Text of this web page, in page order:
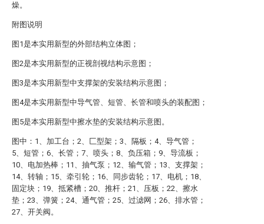
燥。
附图说明
图1是本实用新型的外部结构立体图；
图2是本实用新型的正视剖视结构示意图；
图3是本实用新型中支撑架的安装结构示意图；
图4是本实用新型中导气管、短管、长管和喷头的装配图；
图5是本实用新型中擦水垫的安装结构示意图。
图中：1、加工台；2、匚型架；3、隔板；4、导气管；
5、短管；6、长管；7、喷头；8、负压箱；9、导流板；
10、电加热棒；11、抽气泵；12、输气管；13、支撑架；
14、转轴；15、牵引轮；16、同步齿轮；17、电机；18、
固定块；19、抵紧槽；20、推杆；21、压板；22、擦水
垫；23、弹簧；24、通气管；25、过滤网；26、排水管；
27、开关阀。